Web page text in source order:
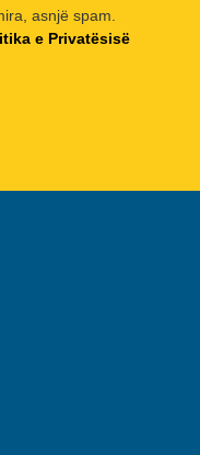
asnjë spam.
e Privatësisë